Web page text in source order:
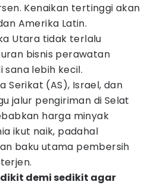
Kenaikan tertinggi akan
Amerika Latin.
Utara tidak terlalu
bisnis perawatan
sana lebih kecil.
Serikat (AS), Israel, dan
jalur pengiriman di Selat
harga minyak
ikut naik, padahal
baku utama pembersih
demi sedikit agar